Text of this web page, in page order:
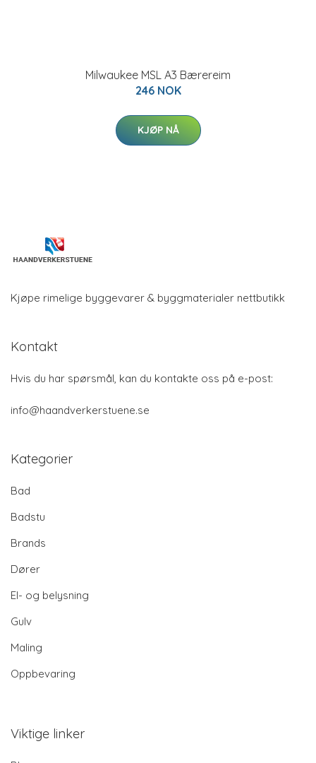
Milwaukee MSL A3 Bærereim
246 NOK
KJØP NÅ
Kjøpe rimelige byggevarer & byggmaterialer nettbutikk
Kontakt
Hvis du har spørsmål, kan du kontakte oss på e-post:
info@haandverkerstuene.se
Kategorier
Bad
Badstu
Brands
Dører
El- og belysning
Gulv
Maling
Oppbevaring
Viktige linker